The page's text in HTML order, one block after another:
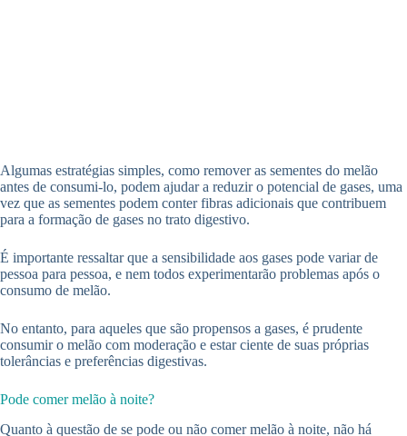
Algumas estratégias simples, como remover as sementes do melão
antes de consumi-lo, podem ajudar a reduzir o potencial de gases, uma
vez que as sementes podem conter fibras adicionais que contribuem
para a formação de gases no trato digestivo.
É importante ressaltar que a sensibilidade aos gases pode variar de
pessoa para pessoa, e nem todos experimentarão problemas após o
consumo de melão.
No entanto, para aqueles que são propensos a gases, é prudente
consumir o melão com moderação e estar ciente de suas próprias
tolerâncias e preferências digestivas.
Pode comer melão à noite?
Quanto à questão de se pode ou não comer melão à noite, não há